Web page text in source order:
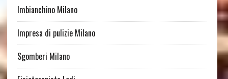
Imbianchino Milano
Impresa di pulizie Milano
Sgomberi Milano